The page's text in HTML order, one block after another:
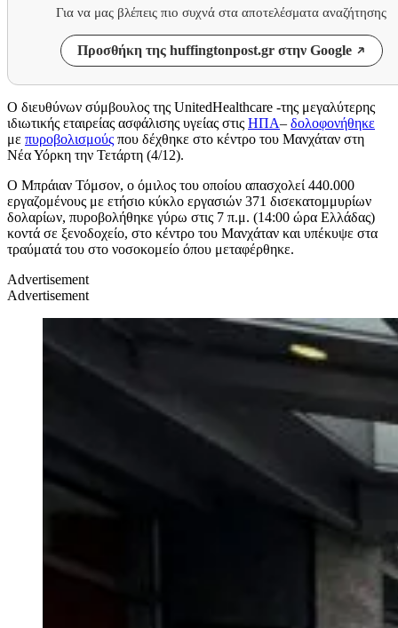
Για να μας βλέπεις πιο συχνά στα αποτελέσματα αναζήτησης
Προσθήκη της huffingtonpost.gr στην Google
Ο διευθύνων σύμβουλος της UnitedHealthcare -της μεγαλύτερης
ιδιωτικής εταιρείας ασφάλισης υγείας στις ΗΠΑ– δολοφονήθηκε
με πυροβολισμούς που δέχθηκε στο κέντρο του Μανχάταν στη
Νέα Υόρκη την Τετάρτη (4/12).
Ο Μπράιαν Τόμσον, ο όμιλος του οποίου απασχολεί 440.000
εργαζομένους με ετήσιο κύκλο εργασιών 371 δισεκατομμυρίων
δολαρίων, πυροβολήθηκε γύρω στις 7 π.μ. (14:00 ώρα Ελλάδας)
κοντά σε ξενοδοχείο, στο κέντρο του Μανχάταν και υπέκυψε στα
τραύματά του στο νοσοκομείο όπου μεταφέρθηκε.
Advertisement
Advertisement